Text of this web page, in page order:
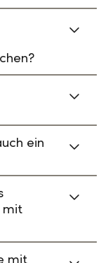
ein
mit
mit